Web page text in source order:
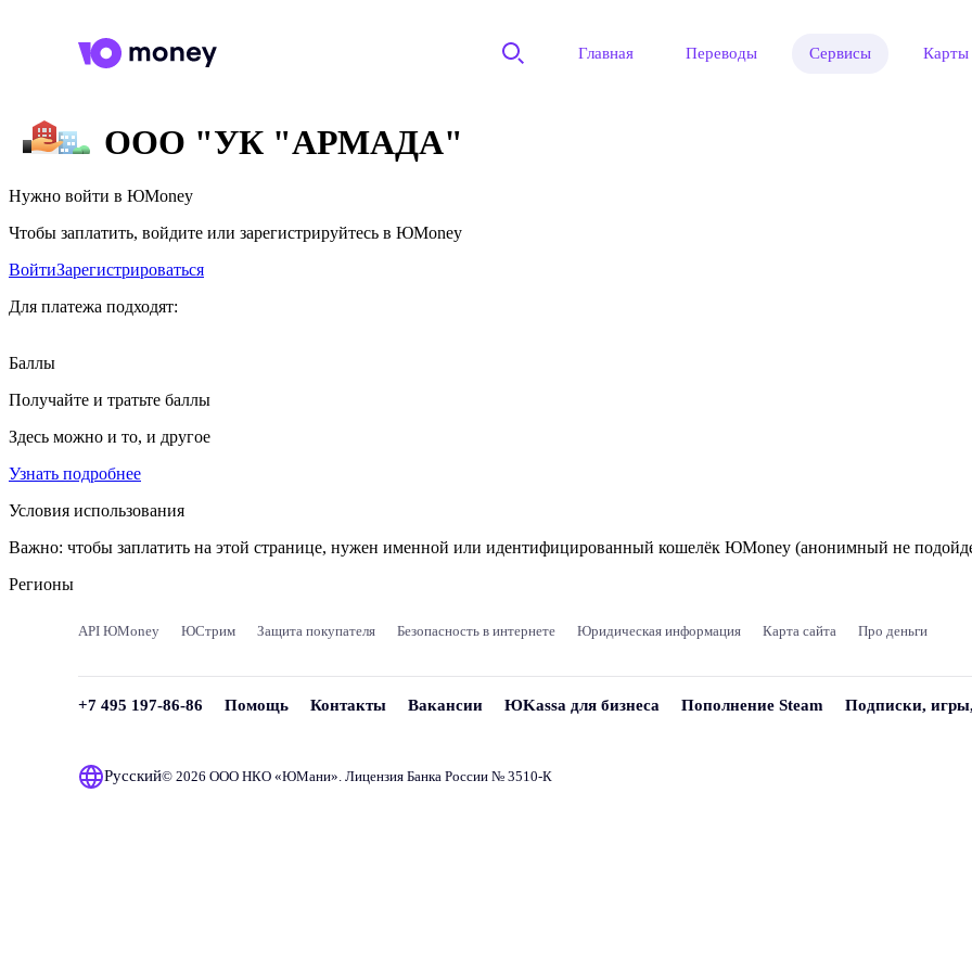
Главная Переводы Сервисы Карты
ООО "УК "АРМАДА"
Нужно войти в ЮMoney
Чтобы заплатить, войдите или зарегистрируйтесь в ЮMoney
ВойтиЗарегистрироваться
Для платежа подходят:
Баллы
Получайте и тратьте баллы
Здесь можно и то, и другое
Узнать подробнее
Условия использования
Важно: чтобы заплатить на этой странице, нужен именной или идентифицированный кошелёк ЮMoney (анонимный не
Регионы
API ЮMoney ЮСтрим Защита покупателя Безопасность в интернете Юридическая информация Карта сайта Про деньги
+7 495 197-86-86 Помощь Контакты Вакансии ЮKassa для бизнеса Пополнение Steam Подписки,
Русский© 2026 ООО НКО «ЮМани». Лицензия Банка России № 3510‑К